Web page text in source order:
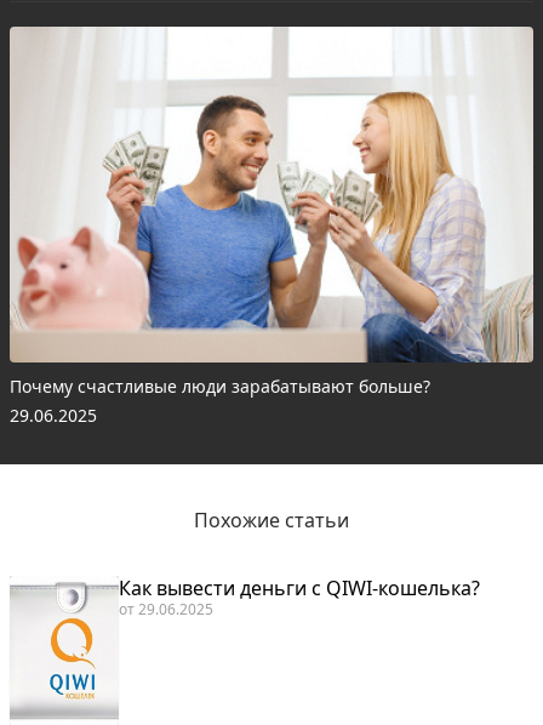
Почему счастливые люди зарабатывают больше?
29.06.2025
Похожие статьи
Как вывести деньги с QIWI-кошелька?
от29.06.2025